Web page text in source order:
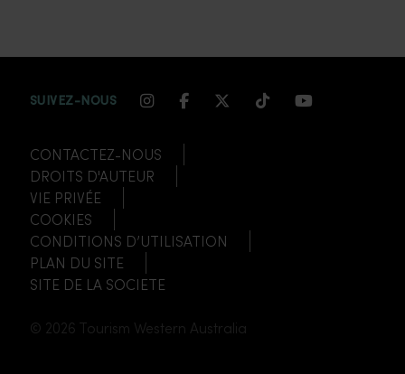
SUIVEZ-NOUS INSTAGRAM CHANNEL LINK
FACEBOOK CHANNEL LINK
TWITTER CHANNEL
TIKTOKYOUTUBE
CONTACTEZ-NOUS
DROITS D'AUTEUR
VIE PRIVÉE
COOKIES
CONDITIONS D’UTILISATION
PLAN DU SITE
SITE DE LA SOCIETE
© 2026 Tourism Western Australia